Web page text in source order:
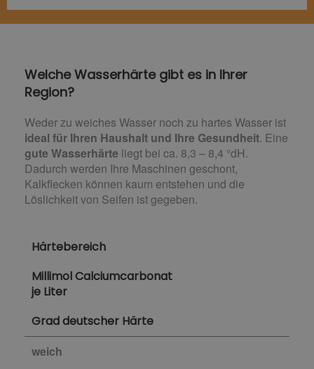
Welche Wasserhärte gibt es in Ihrer
Region?
Weder zu weiches Wasser noch zu hartes Wasser ist
ideal für Ihren Haushalt und Ihre Gesundheit. Eine
gute Wasserhärte liegt bei ca. 8,3 – 8,4 °dH.
Dadurch werden Ihre Maschinen geschont,
Kalkflecken können kaum entstehen und die
Löslichkeit von Seifen ist gegeben.
Härtebereich
Millimol Calciumcarbonat
je Liter
Grad deutscher Härte
weich